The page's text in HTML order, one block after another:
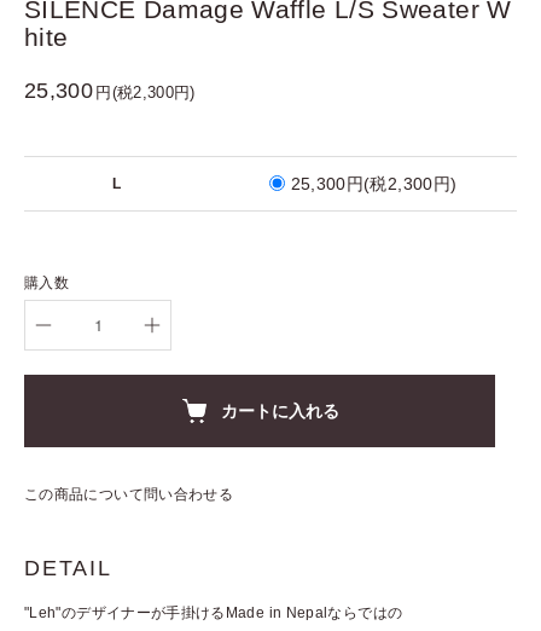
SILENCE Damage Waffle L/S Sweater W
hite
25,300 円(税2,300円)
L 25,300円(税2,300円)
購入数
カートに入れる
この商品について問い合わせる
DETAIL
"Leh"のデザイナーが手掛けるMade in Nepalならではの